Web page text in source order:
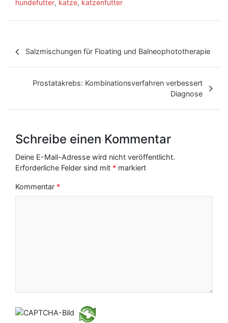
hundefutter, katze, katzenfutter
r
g
N
Salzmischungen für Floating und Balneophototherapie
Prostatakrebs: Kombinationsverfahren verbessert
Diagnose
Schreibe einen Kommentar
Deine E-Mail-Adresse wird nicht veröffentlicht.
Erforderliche Felder sind mit * markiert
Kommentar *